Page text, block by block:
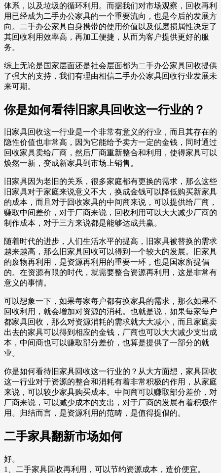
体系，以及垃圾的循环利用。而据我们对市场观察，回收再利
用已经成为二手办公家具的一个重要流向，也是今后的发展方
向。二手办公家具自身携带的使用价值以及低磨损属性决定了
其回收利用效率高，再加工便捷，从而为客户提供更好的服
务。
综上无论是国家层面还是社会层面都为二手办公家具回收提供
了强大的支持，我们有理由相信二手办公家具回收行业发展未
来可期。
你是如何看待旧家具回收这一行业的？
旧家具回收这一行业是一个非常有意义的行业，而且其存在的
隐性价值也非常高，因为它能给予卖方一定的金钱，同时通过
回收家具卖给厂商，然后厂商重新整合和利用，使得家具可以
焕然一新，变成新家具到市场上销售。
旧家具因为老旧的关系，很多家庭都有更换的需求，那么这些
旧家具对于家庭来说意义不大，换成金钱可以降低购买新家具
的成本，而且对于回收家具的中间商来说，可以提供给厂商，
赚取中间差价，对于厂商来说，回收利用可以大大减少厂商的
制作成本，对于三方来说都是能够达成共赢。
随着时代的进步，人们生活水平的提高，旧家具被替换的需求
越来越高，那么旧家具回收可以得到一个较大的发展。旧家具
的废物再利用，是资源再利用的重要一环，也是国家所提倡
的。在资源有限的时代，就需要整合资源再利用，这是非常有
意义的事情。
可以想象一下，如果每家每户都有换家具的需求，那么如果不
回收利用，就会增加对资源的消耗。也就是说，如果每家每户
都家具回收，那么对资源消耗的需求就大大减小，而且家庭卖
出去的家具可以得到相应的金钱，厂商也可以大大减少支出成
本，中间商也可以赚取部分差价，也算是提供了一部分的就
业。
你是如何看待旧家具回收这一行业的？从大方面想，家具回收
这一行业对于资源的整合和消耗有着非常积极的作用，从家庭
来说，可以较少家具购买成本。中间商可以赚取部分差价，对
厂商来说，可以减少成本的支出，对于厂商的发展有着积极作
用。归结而言，是资源利用的范畴，是值得提倡的。
二手家具翻新市场如何
好。
1、二手家具回收再利用，可以节约资源成本，造价便宜。